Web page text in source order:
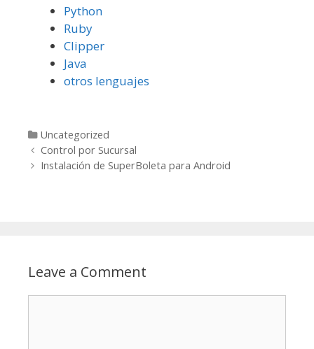
Python
Ruby
Clipper
Java
otros lenguajes
Categories
Uncategorized
Post navigation
Control por Sucursal
Instalación de SuperBoleta para Android
Leave a Comment